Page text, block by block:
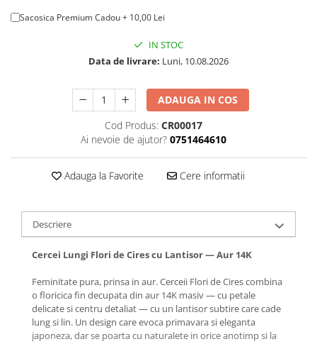
Sacosica Premium Cadou + 10,00 Lei
IN STOC
Data de livrare: Luni, 10.08.2026
ADAUGA IN COS
Cod Produs: CR00017
Ai nevoie de ajutor? 0751464610
Adauga la Favorite Cere informatii
Descriere
Cercei Lungi Flori de Cires cu Lantisor — Aur 14K
Feminitate pura, prinsa in aur. Cerceii Flori de Cires combina
o floricica fin decupata din aur 14K masiv — cu petale
delicate si centru detaliat — cu un lantisor subtire care cade
lung si lin. Un design care evoca primavara si eleganta
japoneza, dar se poarta cu naturalete in orice anotimp si la